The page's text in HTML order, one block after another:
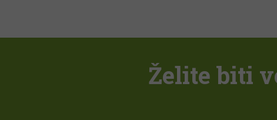
Želite biti